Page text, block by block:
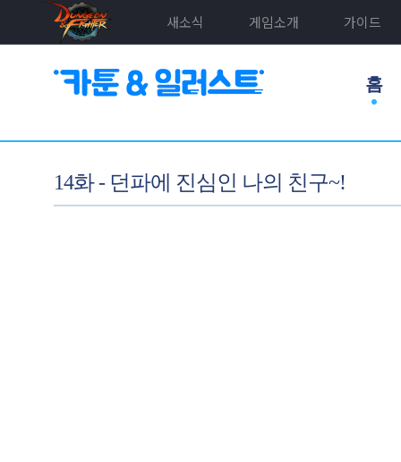
새소식 게임소개 가이드
홈
14화 - 던파에 진심인 나의 친구~!